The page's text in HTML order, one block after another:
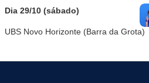
Dia 29/10 (sábado)
UBS Novo Horizonte (Barra da Grota)